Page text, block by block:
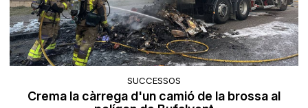
SUCCESSOS
Crema la càrrega d'un camió de la brossa al